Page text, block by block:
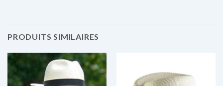
PRODUITS SIMILAIRES